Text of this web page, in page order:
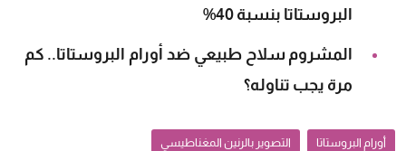
البروستاتا بنسبة 40%
المشروم سلاح طبيعي ضد أورام البروستاتا.. كم
مرة يجب تناوله؟
أورام البروستاتا التصوير بالرنين المغناطيسي